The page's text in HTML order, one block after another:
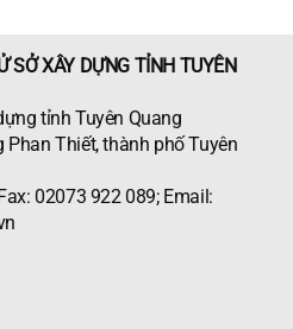
SỞ XÂY DỰNG TỈNH TUYÊN
tỉnh Tuyên Quang
Thiết, thành phố Tuyên
02073 922 089; Email: